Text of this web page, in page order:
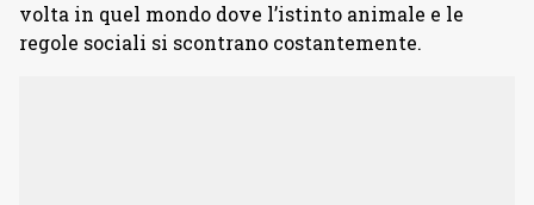
volta in quel mondo dove l’istinto animale e le
regole sociali si scontrano costantemente.